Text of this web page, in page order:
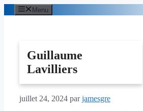
Aller
au
Menu
Guillaume
Lavilliers
juillet 24, 2024 parjamesgre